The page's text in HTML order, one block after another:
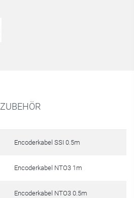
ZUBEHÖR
Encoderkabel SSI 0.5m
Encoderkabel NTO3 1m
Encoderkabel NTO3 0.5m